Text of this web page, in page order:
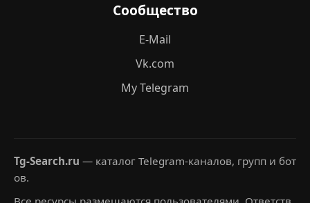
Сообщество
E-Mail
Vk.com
My Telegram
Tg-Search.ru — каталог Telegram-каналов, групп и бот
ов.